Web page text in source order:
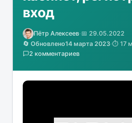
вход
Пётр Алексеев·📅 29.05.2022
🔄 Обновлено14 марта 2023·⏱️ 17
2 комментариев